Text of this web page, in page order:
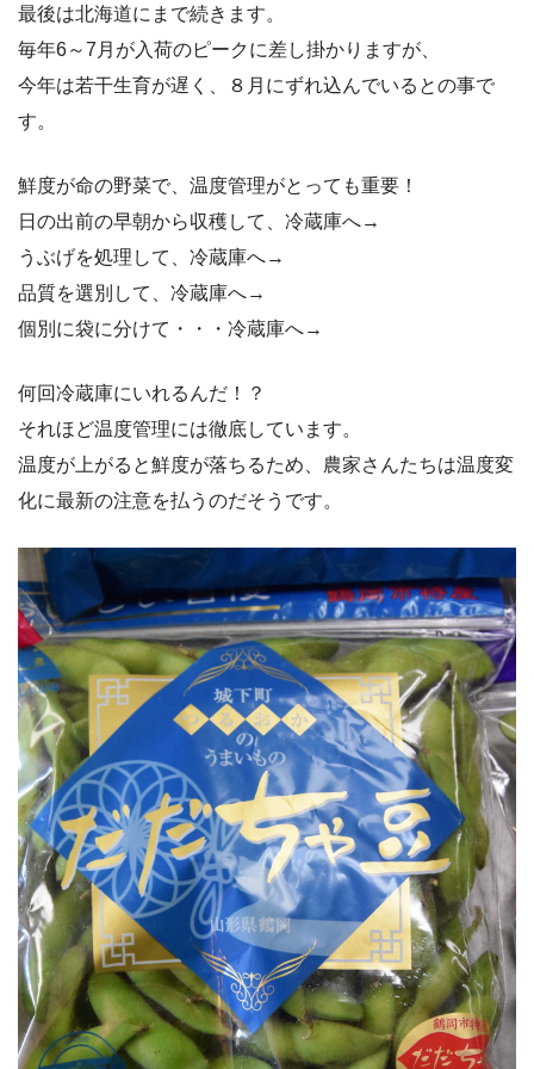
最後は北海道にまで続きます。
毎年6～7月が入荷のピークに差し掛かりますが、
今年は若干生育が遅く、８月にずれ込んでいるとの事で
す。
鮮度が命の野菜で、温度管理がとっても重要！
日の出前の早朝から収穫して、冷蔵庫へ→
うぶげを処理して、冷蔵庫へ→
品質を選別して、冷蔵庫へ→
個別に袋に分けて・・・冷蔵庫へ→
何回冷蔵庫にいれるんだ！？
それほど温度管理には徹底しています。
温度が上がると鮮度が落ちるため、農家さんたちは温度変
化に最新の注意を払うのだそうです。